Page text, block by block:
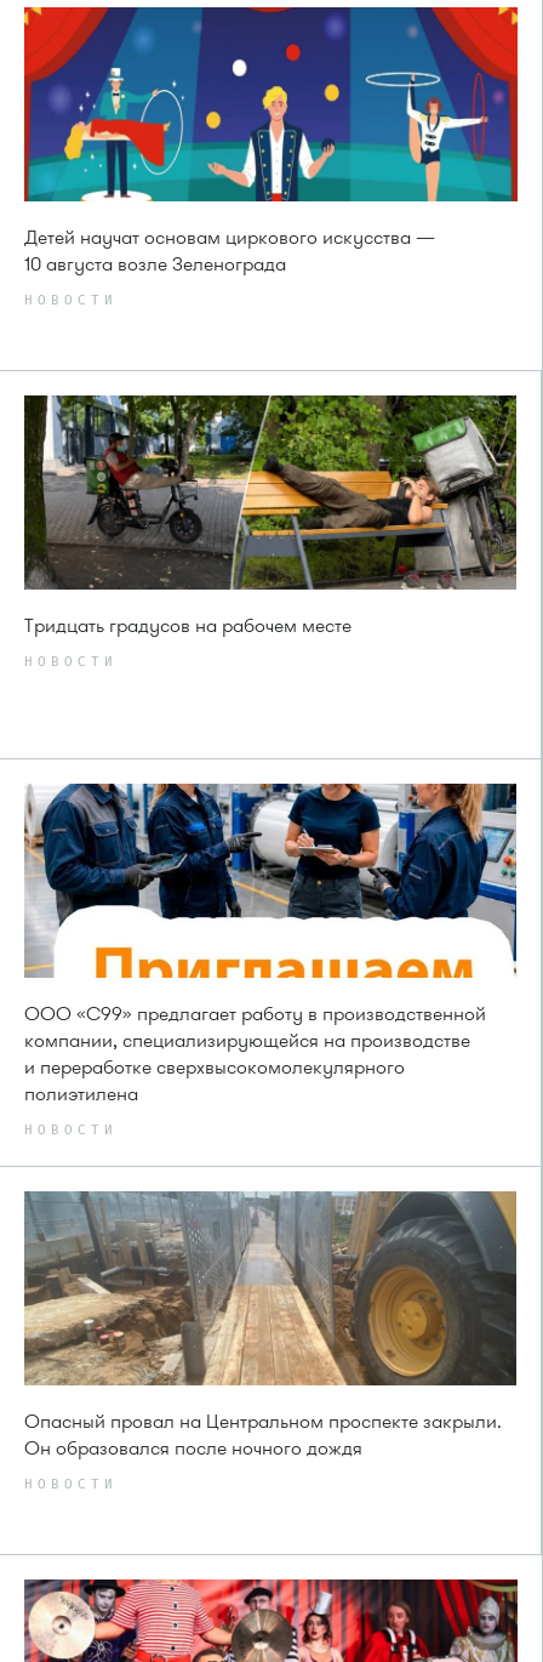
Детей научат основам циркового искусства —
10 августа возле Зеленограда
НОВОСТИ
Тридцать градусов на рабочем месте
НОВОСТИ
ООО «С99» предлагает работу в производственной
компании, специализирующейся на производстве
и переработке сверхвысокомолекулярного
полиэтилена
НОВОСТИ
Опасный провал на Центральном проспекте закрыли.
Он образовался после ночного дождя
НОВОСТИ